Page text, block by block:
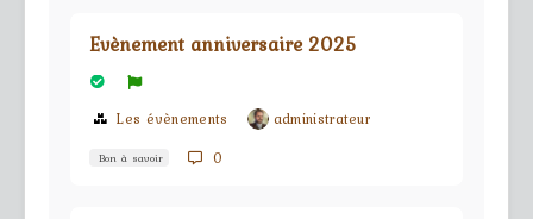
Evènement anniversaire 2025
Les évènements administrateur
Bon à savoir 0